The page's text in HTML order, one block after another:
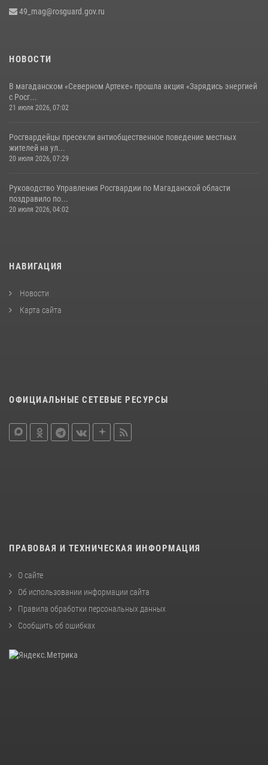
49_mag@rosguard.gov.ru
НОВОСТИ
В магаданском «Северном Артеке» прошла акция «Зарядись энергией
с Росг...
21 июля 2026, 07:02
Росгвардейцы пресекли антиобщественное поведение местных
жителей на ул...
20 июля 2026, 07:29
Руководство Управления Росгвардии по Магаданской области
поздравило по...
20 июля 2026, 04:02
НАВИГАЦИЯ
Новости
Карта сайта
ОФИЦИАЛЬНЫЕ СЕТЕВЫЕ РЕСУРСЫ
ПРАВОВАЯ И ТЕХНИЧЕСКАЯ ИНФОРМАЦИЯ
О сайте
Об использовании информации сайта
Правила обработки персональных данных
Сообщить об ошибках